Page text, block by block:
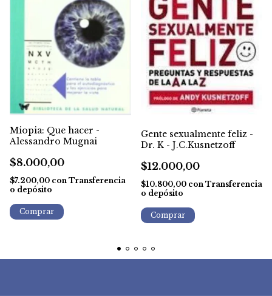
Miopia: Que hacer -
Alessandro Mugnai
$8.000,00
$7.200,00 con Transferencia
o depósito
Gente sexualmente feliz -
Dr. K - J.C.Kusnetzoff
$12.000,00
$10.800,00 con Transferencia
o depósito